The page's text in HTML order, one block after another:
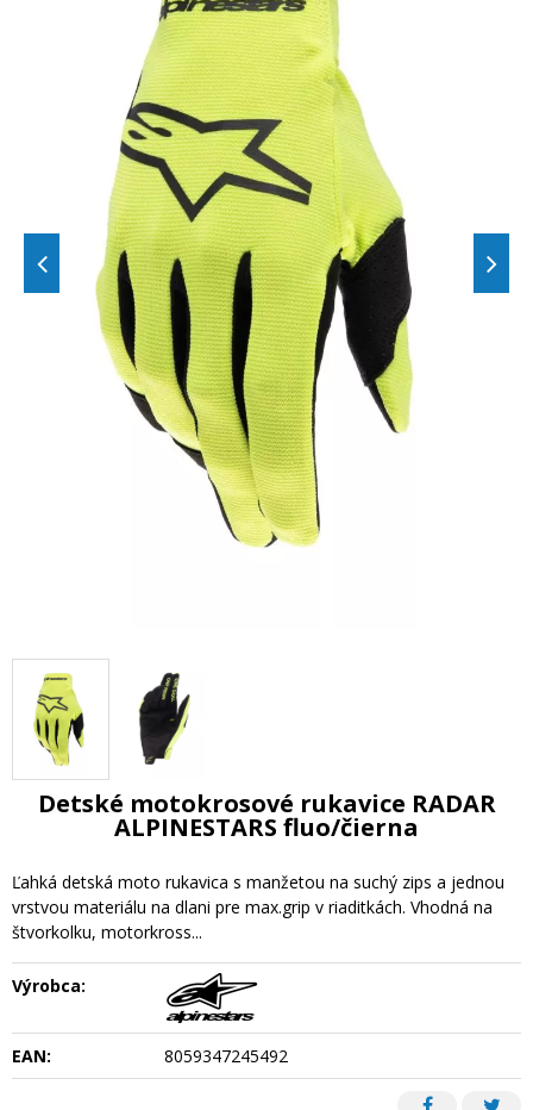
Detské motokrosové rukavice RADAR
ALPINESTARS fluo/čierna
Ľahká detská moto rukavica s manžetou na suchý zips a jednou
vrstvou materiálu na dlani pre max.grip v riaditkách. Vhodná na
štvorkolku, motorkross...
Výrobca:
EAN: 8059347245492